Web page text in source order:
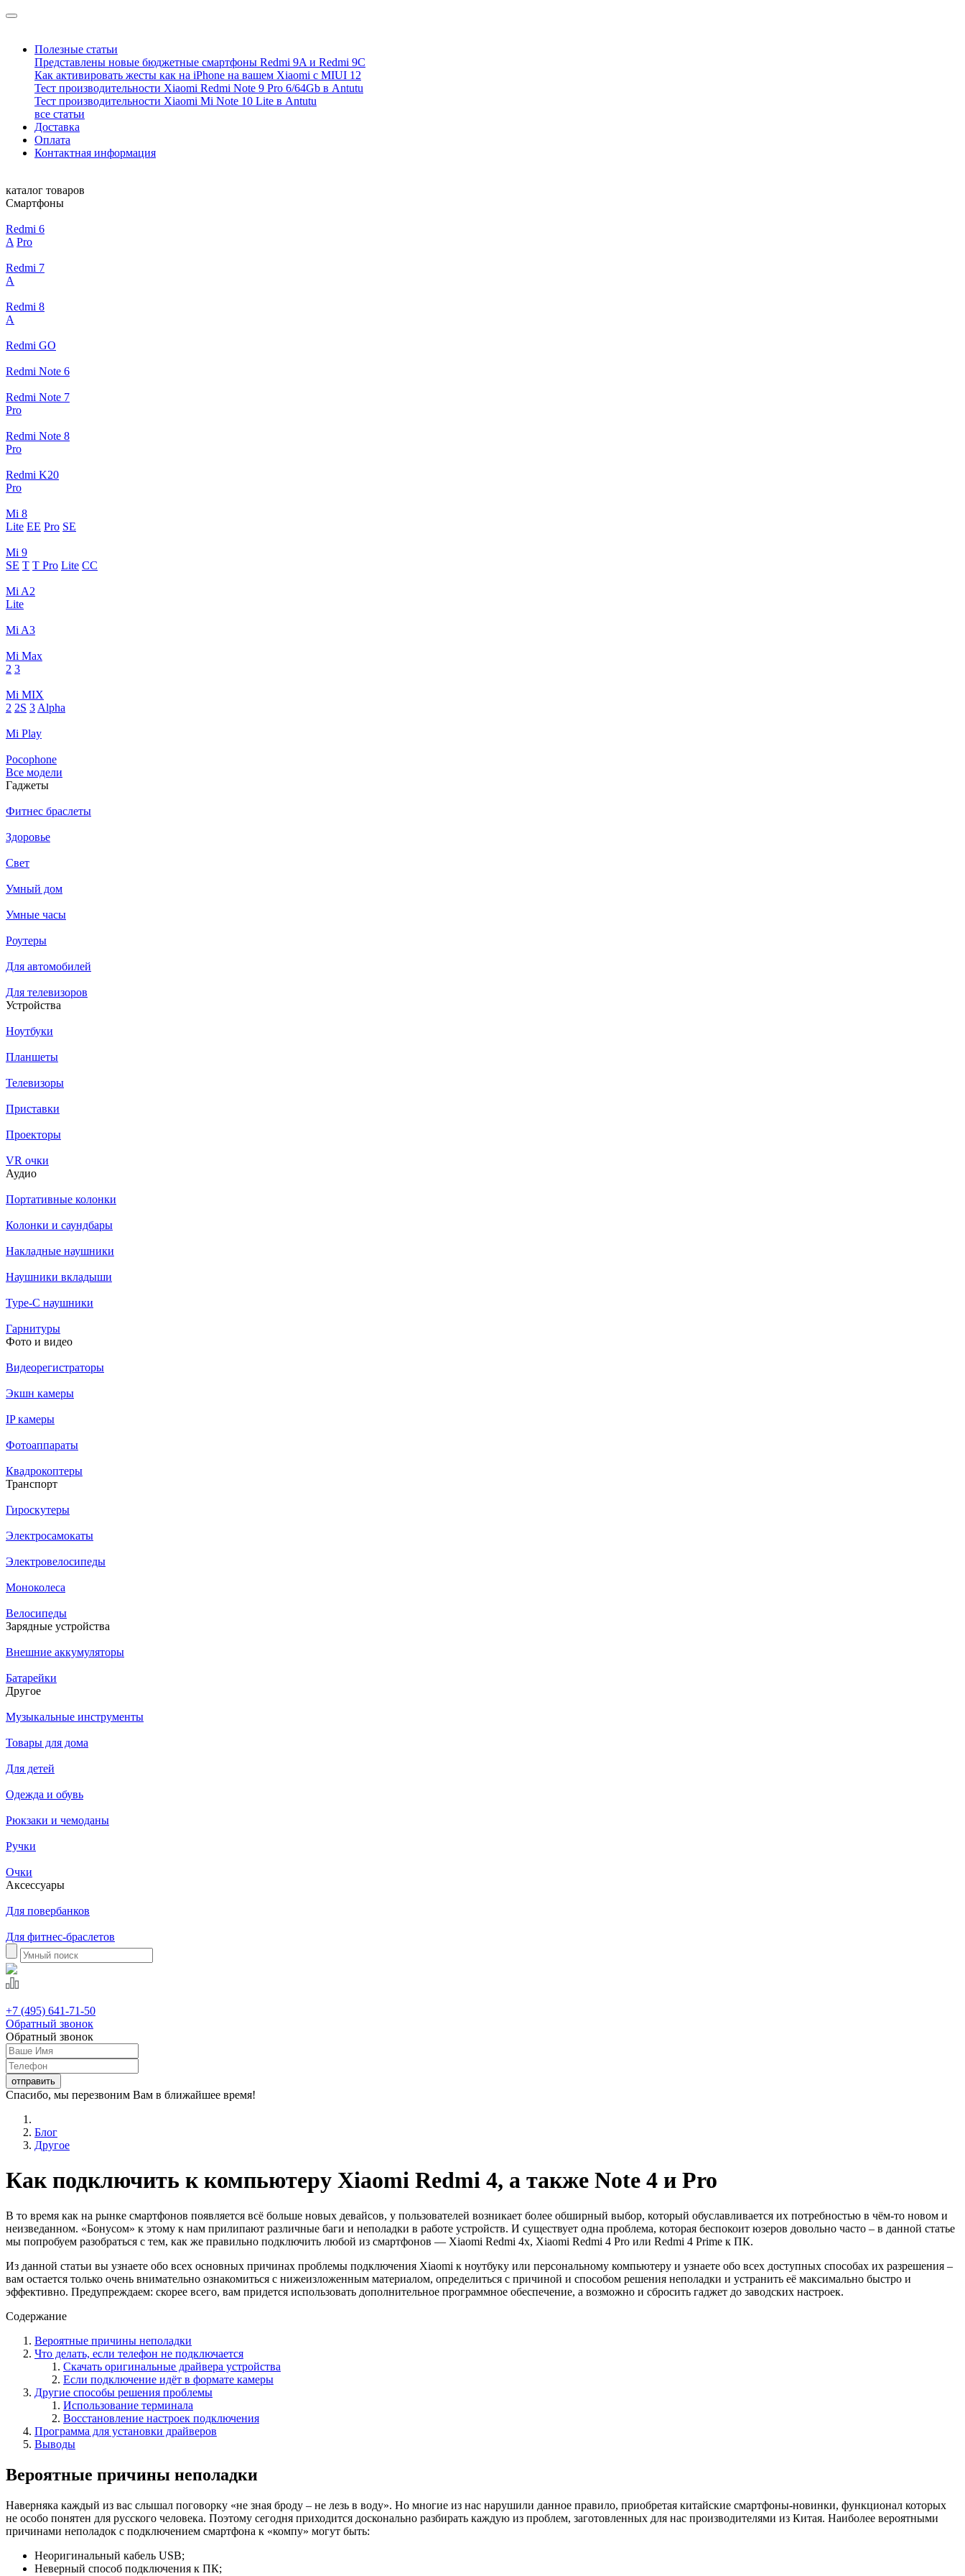
Полезные статьи
Представлены новые бюджетные смартфоны Redmi 9A и Redmi 9C
Как активировать жесты как на iPhone на вашем Xiaomi с MIUI 12
Тест производительности Xiaomi Redmi Note 9 Pro 6/64Gb в Antutu
Тест производительности Xiaomi Mi Note 10 Lite в Antutu
все статьи
Доставка
Оплата
Контактная информация
каталог товаров
Смартфоны
Redmi 6
A Pro
Redmi 7
A
Redmi 8
A
Redmi GO
Redmi Note 6
Redmi Note 7
Pro
Redmi Note 8
Pro
Redmi K20
Pro
Mi 8
Lite EE Pro SE
Mi 9
SE T T Pro Lite CC
Mi A2
Lite
Mi A3
Mi Max
2 3
Mi MIX
2 2S 3 Alpha
Mi Play
Pocophone
Все модели
Гаджеты
Фитнес браслеты
Здоровье
Свет
Умный дом
Умные часы
Роутеры
Для автомобилей
Для телевизоров
Устройства
Ноутбуки
Планшеты
Телевизоры
Приставки
Проекторы
VR очки
Аудио
Портативные колонки
Колонки и саундбары
Накладные наушники
Наушники вкладыши
Type-C наушники
Гарнитуры
Фото и видео
Видеорегистраторы
Экшн камеры
IP камеры
Фотоаппараты
Квадрокоптеры
Транспорт
Гироскутеры
Электросамокаты
Электровелосипеды
Моноколеса
Велосипеды
Зарядные устройства
Внешние аккумуляторы
Батарейки
Другое
Музыкальные инструменты
Товары для дома
Для детей
Одежда и обувь
Рюкзаки и чемоданы
Ручки
Очки
Аксессуары
Для повербанков
Для фитнес-браслетов
+7 (495) 641-71-50
Обратный звонок
Обратный звонок
Спасибо, мы перезвоним Вам в ближайшее время!
Блог
Другое
Как подключить к компьютеру Xiaomi Redmi 4, а также Note 4 и Pro
В то время как на рынке смартфонов появляется всё больше новых девайсов, у пользователей возникает более обширный выбор, который обуславливается их потребностью в чём-то новом и
неизведанном. «Бонусом» к этому к нам прилипают различные баги и неполадки в работе устройств. И существует одна проблема, которая беспокоит юзеров довольно часто – в данной статье
мы попробуем разобраться с тем, как же правильно подключить любой из смартфонов — Xiaomi Redmi 4x, Xiaomi Redmi 4 Pro или Redmi 4 Prime к ПК.
Из данной статьи вы узнаете обо всех основных причинах проблемы подключения Xiaomi к ноутбуку или персональному компьютеру и узнаете обо всех доступных способах их разрешения –
вам остается только очень внимательно ознакомиться с нижеизложенным материалом, определиться с причиной и способом решения неполадки и устранить её максимально быстро и
эффективно. Предупреждаем: скорее всего, вам придется использовать дополнительное программное обеспечение, а возможно и сбросить гаджет до заводских настроек.
Содержание
Вероятные причины неполадки
Что делать, если телефон не подключается
Скачать оригинальные драйвера устройства
Если подключение идёт в формате камеры
Другие способы решения проблемы
Использование терминала
Восстановление настроек подключения
Программа для установки драйверов
Выводы
Вероятные причины неполадки
Наверняка каждый из вас слышал поговорку «не зная броду – не лезь в воду». Но многие из нас нарушили данное правило, приобретая китайские смартфоны-новинки, функционал которых
не особо понятен для русского человека. Поэтому сегодня приходится досконально разбирать каждую из проблем, заготовленных для нас производителями из Китая. Наиболее вероятными
причинами неполадок с подключением смартфона к «компу» могут быть:
Неоригинальный кабель USB;
Неверный способ подключения к ПК;